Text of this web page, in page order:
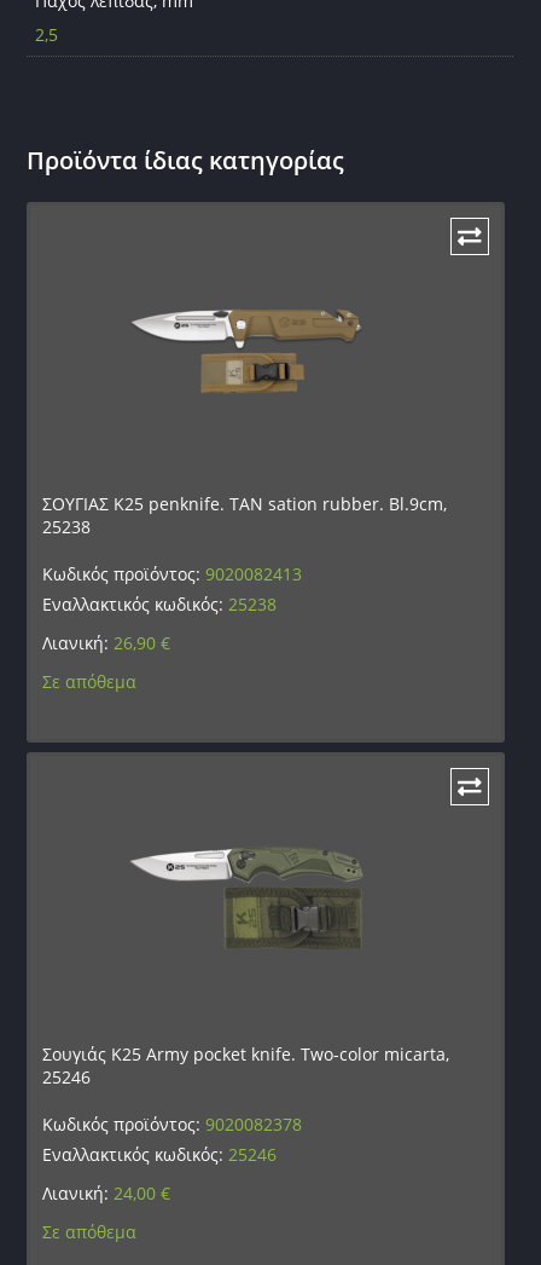
2,5
Προϊόντα ίδιας κατηγορίας
ΣΟΥΓΙΑΣ K25 penknife. TAN sation rubber. Bl.9cm,
25238
Κωδικός προϊόντος:9020082413
Εναλλακτικός κωδικός:25238
Λιανική:26,90€
Σε απόθεμα
Σουγιάς K25 Army pocket knife. Two-color micarta,
25246
Κωδικός προϊόντος:9020082378
Εναλλακτικός κωδικός:25246
Λιανική:24,00€
Σε απόθεμα